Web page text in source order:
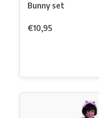
Bunny set
€10,95